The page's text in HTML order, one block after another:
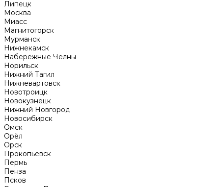
Липецк
Москва
Миасс
Магнитогорск
Мурманск
Нижнекамск
Набережные Челны
Норильск
Нижний Тагил
Нижневартовск
Новотроицк
Новокузнецк
Нижний Новгород
Новосибирск
Омск
Орёл
Орск
Прокопьевск
Пермь
Пенза
Псков